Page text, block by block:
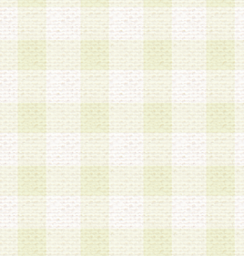
会員として本サービスを
を付与します。
3.会員は、会員登録の際
いかなる虚偽の申告をも
4.会員は、複数のログイ
いものとします。
第4条 ログインIDおよび
1.会員は、会員登録後、
加する際には、前条に基